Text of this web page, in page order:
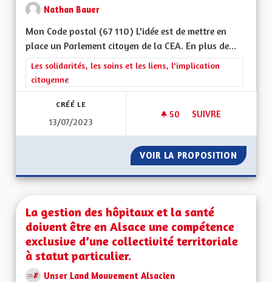
Nathan Bauer
Mon Code postal (67 110) L'idée est de mettre en
place un Parlement citoyen de la CEA. En plus de...
Filtrer les résultats de la catégorie : Les solidarités, les soins
Les solidarités, les soins et les liens, l'implication
citoyenne
CRÉÉ LE
13/07/2023
50 50 ABONNÉS
SUIVRE
VOIR LA PROPOSITION
La gestion des hôpitaux et la santé
doivent être en Alsace une compétence
exclusive d’une collectivité territoriale
à statut particulier.
Unser Land Mouvement Alsacien